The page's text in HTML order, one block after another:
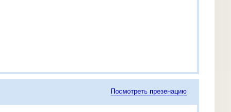
Посмотреть презенацию